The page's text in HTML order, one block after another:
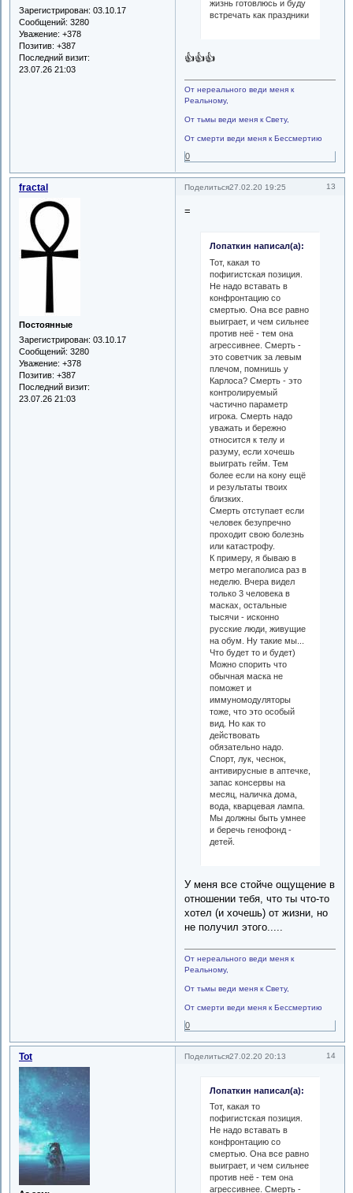
Зарегистрирован: 03.10.17
Сообщений: 3280
Уважение: +378
Позитив: +387
Последний визит:
23.07.26 21:03
жизнь готовлюсь и буду
встречать как праздники
👍👍👍
От нереального веди меня к
Реальному,
От тьмы веди меня к Свету,
От смерти веди меня к Бессмертию
0
Поделиться 13
27.02.20 19:25
fractal
Постоянные
Зарегистрирован: 03.10.17
Сообщений: 3280
Уважение: +378
Позитив: +387
Последний визит:
23.07.26 21:03
=
Лопаткин написал(а):
Тот, какая то
пофигистская позиция.
Не надо вставать в
конфронтацию со
смертью. Она все равно
выиграет, и чем сильнее
против неё - тем она
агрессивнее. Смерть -
это советчик за левым
плечом, помнишь у
Карлоса? Смерть - это
контролируемый
частично параметр
игрока. Смерть надо
уважать и бережно
относится к телу и
разуму, если хочешь
выиграть гейм. Тем
более если на кону ещё
и результаты твоих
близких.
Смерть отступает если
человек безупречно
проходит свою болезнь
или катастрофу.
К примеру, я бываю в
метро мегаполиса раз в
неделю. Вчера видел
только 3 человека в
масках, остальные
тысячи - исконно
русские люди, живущие
на обум. Ну такие мы...
Что будет то и будет)
Можно спорить что
обычная маска не
поможет и
иммуномодуляторы
тоже, что это особый
вид. Но как то
действовать
обязательно надо.
Спорт, лук, чеснок,
антивирусные в аптечке,
запас консервы на
месяц, наличка дома,
вода, кварцевая лампа.
Мы должны быть умнее
и беречь генофонд -
детей.
У меня все стойче ощущение в
отношении тебя, что ты что-то
хотел (и хочешь) от жизни, но
не получил этого.....
От нереального веди меня к
Реальному,
От тьмы веди меня к Свету,
От смерти веди меня к Бессмертию
0
Поделиться 14
27.02.20 20:13
Tot
Лопаткин написал(а):
Тот, какая то
пофигистская позиция.
Не надо вставать в
конфронтацию со
смертью. Она все равно
выиграет, и чем сильнее
против неё - тем она
агрессивнее. Смерть -